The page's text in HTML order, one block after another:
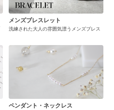
メンズブレスレット
洗練された大人の雰囲気漂うメンズブレス
ペンダント・ネックレス